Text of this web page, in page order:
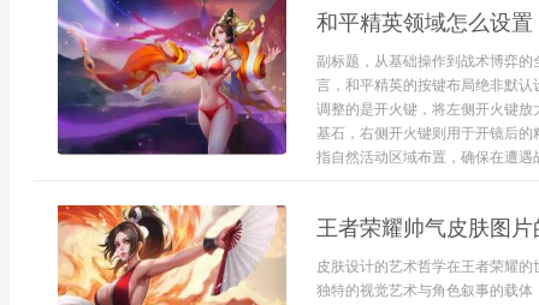
和平精英领域怎么设
副标题，从基础操作到战术博弈
言，和平精英的按键布局绝非默
调整的是开火键，将左侧开火键
基石，右侧开火键则用于开镜后
指自然活动区域布置，确保在遭遇
王者荣耀帅气皮肤图
皮肤设计的艺术哲学在王者荣耀
独特的视觉艺术与角色叙事的载